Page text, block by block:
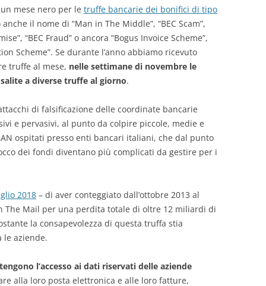
mese nero per le truffe bancarie dei bonifici di tipo
il nome di “Man in The Middle”, “BEC Scam”,
“BEC Fraud” o ancora “Bogus Invoice Scheme”,
Scheme”. Se durante l’anno abbiamo ricevuto
truffe al mese, nelle settimane di novembre le
a diverse truffe al giorno.
di falsificazione delle coordinate bancarie
e pervasivi, al punto da colpire piccole, medie e
ospitati presso enti bancari italiani, che dal punto
dei fondi diventano più complicati da gestire per i
2018 – di aver conteggiato dall’ottobre 2013 al
The Mail per una perdita totale di oltre 12 miliardi di
la consapevolezza di questa truffa stia
le aziende.
l’accesso ai dati riservati delle aziende
alla loro posta elettronica e alle loro fatture,